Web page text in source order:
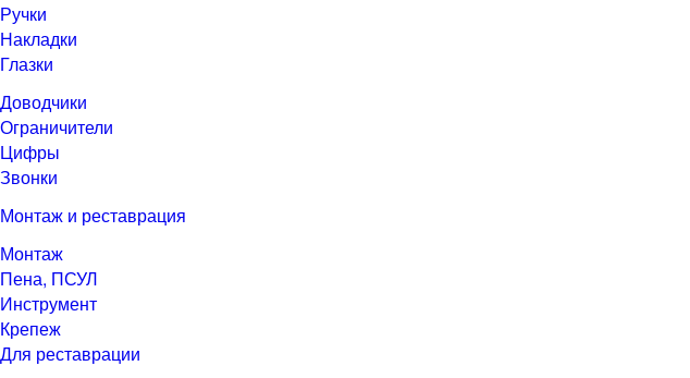
Ручки
Накладки
Глазки
Доводчики
Ограничители
Цифры
Звонки
Монтаж и реставрация
Монтаж
Пена, ПСУЛ
Инструмент
Крепеж
Для реставрации